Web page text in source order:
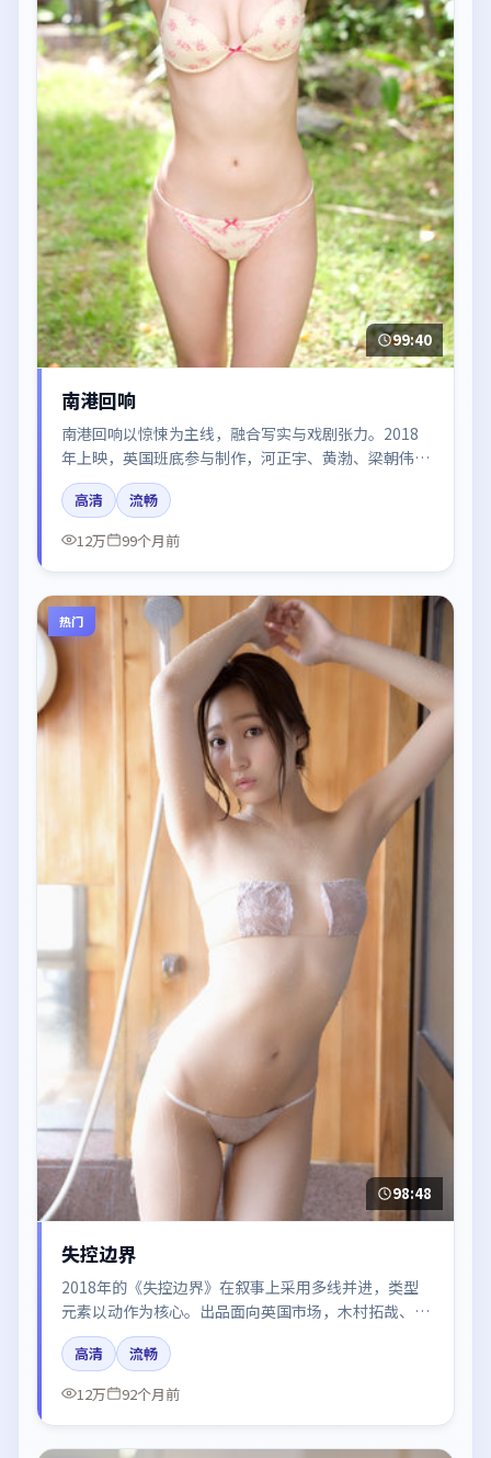
99:40
南港回响
南港回响以惊悚为主线，融合写实与戏剧张力。2018
年上映，英国班底参与制作，河正宇、黄渤、梁朝伟、
张译在片中呈现细腻表演，影像风格统一，配乐与剪辑
强化了情绪曲线。
高清
流畅
12万
99个月前
热门
98:48
失控边界
2018年的《失控边界》在叙事上采用多线并进，类型
元素以动作为核心。出品面向英国市场，木村拓哉、胡
歌、王景春、杨幂所饰角色推动关键反转，结尾留白引
发讨论。
高清
流畅
12万
92个月前